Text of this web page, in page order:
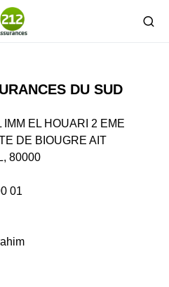
DU SUD
IMM EL HOUARI 2 EME
DE BIOUGRE AIT
80000
01